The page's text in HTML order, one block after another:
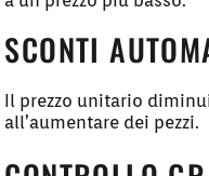
SCONTI
Il prezzo unitario
all’aumentare dei pezzi.